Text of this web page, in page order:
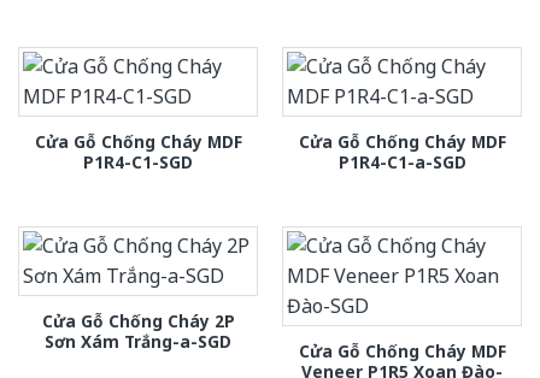
Cửa Gỗ Chống Cháy MDF
P1R4-C1-SGD
Cửa Gỗ Chống Cháy MDF
P1R4-C1-a-SGD
Cửa Gỗ Chống Cháy 2P
Sơn Xám Trắng-a-SGD
Cửa Gỗ Chống Cháy MDF
Veneer P1R5 Xoan Đào-